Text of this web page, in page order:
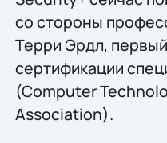
со стороны
Терри Эрдл,
сертификации
(Computer
Association).